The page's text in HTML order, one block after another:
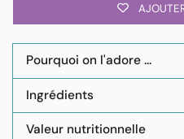
Pourquoi on l'adore ...
Ingrédients
Valeur nutritionnelle